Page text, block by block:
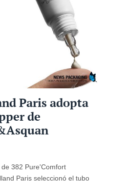
Paris adopta
de
382 Pure'Comfort
Paris seleccionó el tubo